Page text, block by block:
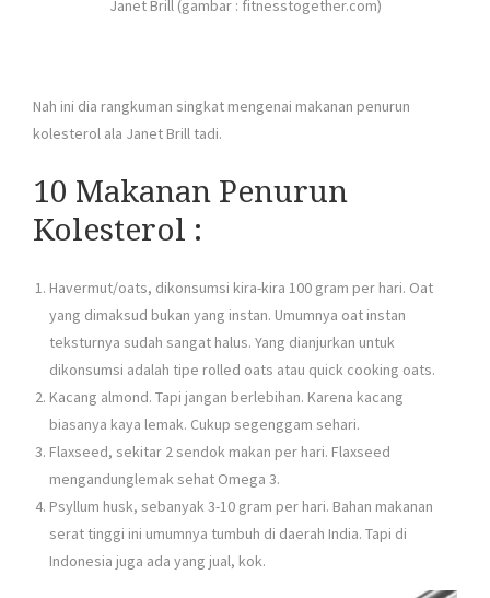
Janet Brill (gambar : fitnesstogether.com)
Nah ini dia rangkuman singkat mengenai makanan penurun
kolesterol ala Janet Brill tadi.
10 Makanan Penurun
Kolesterol :
Havermut/oats, dikonsumsi kira-kira 100 gram per hari. Oat
yang dimaksud bukan yang instan. Umumnya oat instan
teksturnya sudah sangat halus. Yang dianjurkan untuk
dikonsumsi adalah tipe rolled oats atau quick cooking oats.
Kacang almond. Tapi jangan berlebihan. Karena kacang
biasanya kaya lemak. Cukup segenggam sehari.
Flaxseed, sekitar 2 sendok makan per hari. Flaxseed
mengandunglemak sehat Omega 3.
Psyllum husk, sebanyak 3-10 gram per hari. Bahan makanan
serat tinggi ini umumnya tumbuh di daerah India. Tapi di
Indonesia juga ada yang jual, kok.